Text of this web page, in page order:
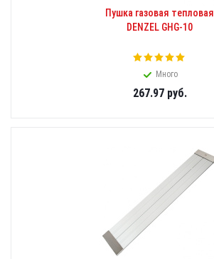
Пушка газовая тепловая
DENZEL GHG-10
Много
267.97руб.